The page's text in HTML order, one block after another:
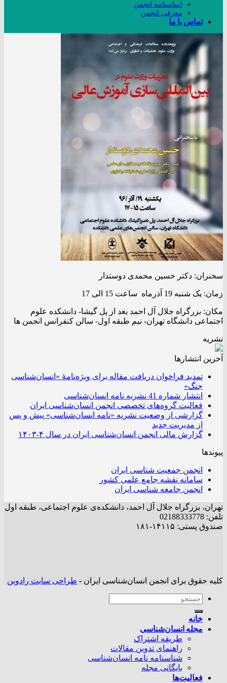
اساسنامه انجمن
معرفی انجمن
تماس با ما
سخنران: دکتر حسین محمدی دوستدار
زمان: یک شنبه 19 آذرماه ساعت 15 الی 17
مکان: بزرگراه جلال آل احمد بعد از پل گیشا- دانشکده علوم
اجتماعی دانشگاه تهران- نیم طبقه اول- سالن کنفرانس انجمن ها
نشریه
آخرین انتشار‌ها
تمدید فراخوان دریافت مقاله برای ویژه‌نامۀ «انسان‌شناسی
جنگ»
انتشار شماره 41 نشریه نامه انسان‌شناسی
فعالیت گروه‌های تخصصی انجمن انسان‌شناسی ایران
گزارشی از وضعیت نشریه «نامه انسان‌شناسی» پیش و پس
از مدیریت جدید
گزارش مالی انجمن انسان‌شناسی ایران در سال ۴-۱۴۰۳
پیوندها
انجمن جمعیت شناسی ایران
سامانه نقشه جامع علمی کشور
انجمن جامعه شناسی ایران
تهران، بزرگراه جلال آل احمد، دانشکده‌ی علوم اجتماعی، طبقه اول
تلفن: 02188333778
صندوق پستی: ۱۴۱۱۵-۱۸۱
کلیه حقوق برای انجمن انسان‌شناسی ایران - طراحی سایت رادوین
خانه
مجله انسان‌شناسی
طریقه اشتراک
راهنمای تدوین مقالات
شناسنامه نامه انسان‌شناسی
بایگانی مجله
فعالیت‌ها